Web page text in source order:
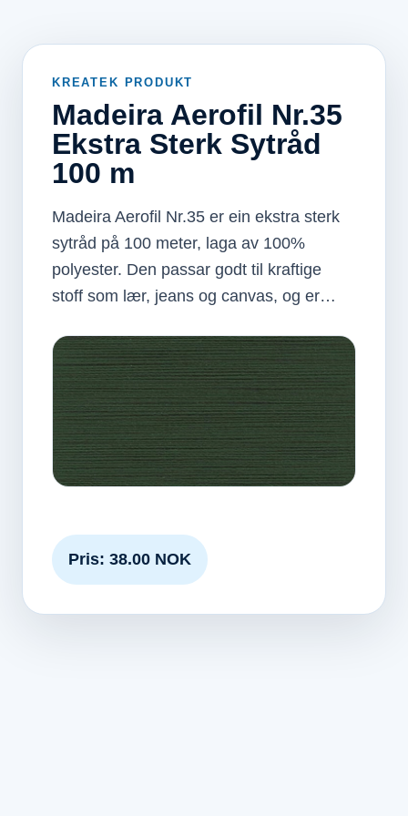
KREATEK PRODUKT
Madeira Aerofil Nr.35
Ekstra Sterk Sytråd
100 m
Madeira Aerofil Nr.35 er ein ekstra sterk
sytråd på 100 meter, laga av 100%
polyester. Den passar godt til kraftige
stoff som lær, jeans og canvas, og er…
Pris: 38.00 NOK